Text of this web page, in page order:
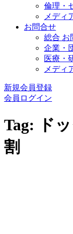
倫理・
メディ
お問合せ
総合 お
企業・
医療・
メディ
新規会員登録
会員ログイン
Tag: ド
割